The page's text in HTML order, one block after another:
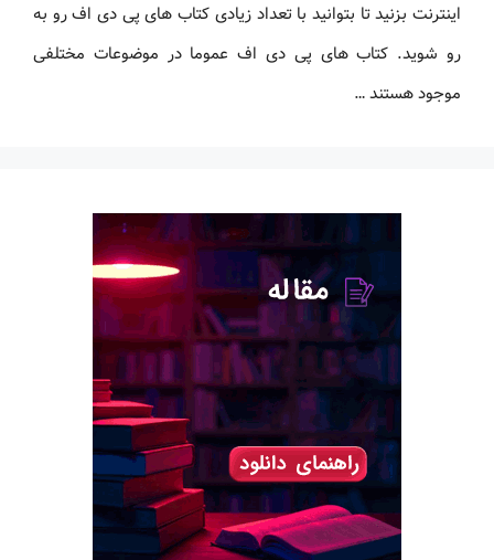
اینترنت بزنید تا بتوانید با تعداد زیادی کتاب های پی دی اف رو به
رو شوید. کتاب های پی دی اف عموما در موضوعات مختلفی
موجود هستند …